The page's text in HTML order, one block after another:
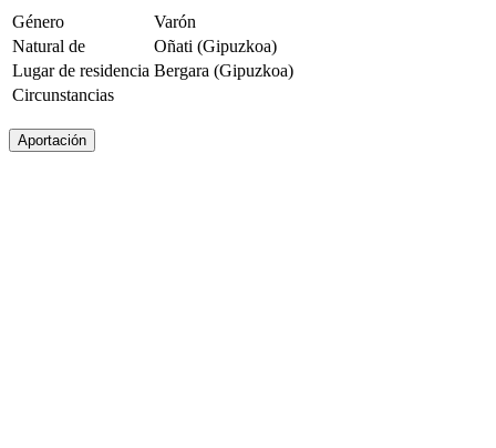
Género
Varón
Natural de
Oñati (Gipuzkoa)
Lugar de residencia Bergara (Gipuzkoa)
Circunstancias